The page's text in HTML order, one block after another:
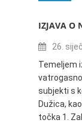
IZJAVA O
26.
Temeljem
subjekti s
Dužica,
točka 1.